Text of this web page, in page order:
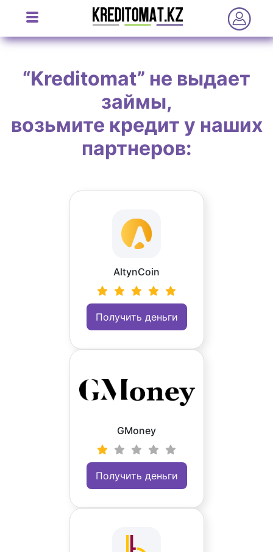
“Kreditomat” не выдает
займы,
возьмите кредит у наших
партнеров:
AltynCoin
Получить деньги
GMoney
Получить деньги